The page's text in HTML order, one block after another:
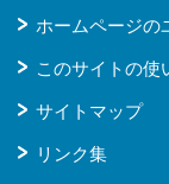
ホームページの
このサイトの使
サイトマップ
リンク集